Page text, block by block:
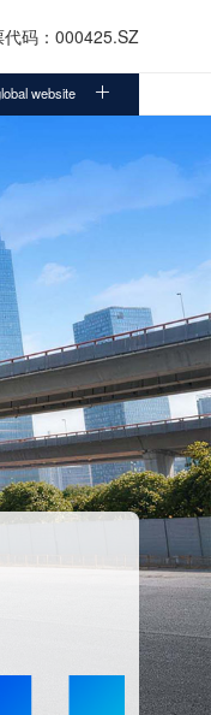
代码：000425.SZ
website 